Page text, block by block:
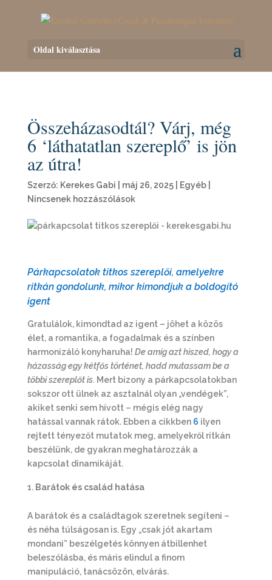
Oldal kiválasztása
Összeházasodtál? Várj, még
6 ‘láthatatlan szereplő’ is jön
az útra!
Szerző: Kerekes Gabi máj 26, 2025| Egyéb|
Nincsenek hozzászólások
Párkapcsolatok titkos szereplői, amelyekre
ritkán gondolunk, mikor kimondjuk a boldogító
igent
Gratulálok, kimondtad az igent – jöhet a közös
élet, a romantika, a fogadalmak és a színben
harmonizáló konyharuha! De amíg azt hiszed, hogy a
házasság egy kétfős történet, hadd mutassam be a
többi szereplőt is. Mert bizony a párkapcsolatokban
sokszor ott ülnek az asztalnál olyan „vendégek”,
akiket senki sem hívott – mégis elég nagy
hatással vannak rátok. Ebben a cikkben 6 ilyen
rejtett tényezőt mutatok meg, amelyekről ritkán
beszélünk, de gyakran meghatározzák a
kapcsolat dinamikáját.
Barátok és család hatása
A barátok és a családtagok szeretnek segíteni –
és néha túlságosan is. Egy „csak jót akartam
mondani” beszélgetés könnyen átbillenhet
beleszólásba, és máris elindul a finom
manipuláció, tanácsözön, elvárás.